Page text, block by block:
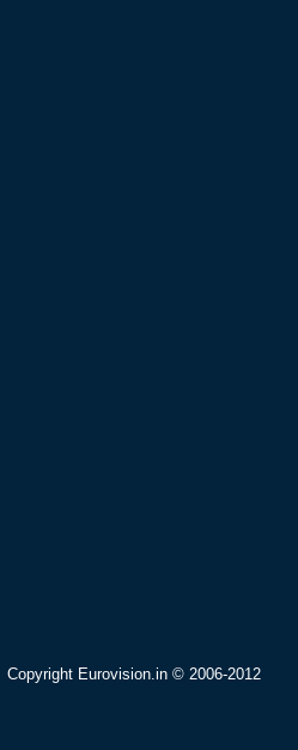
Copyright Eurovision.in © 2006-2012